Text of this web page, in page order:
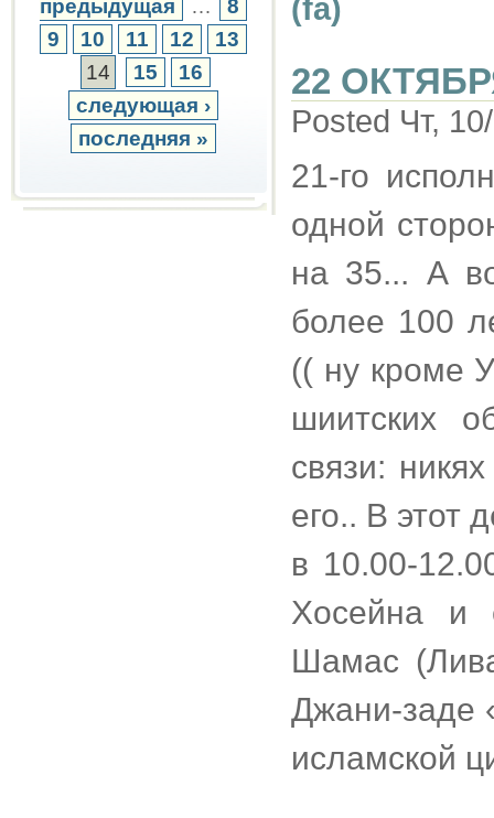
предыдущая …
8
9
10 11 12
13
14
15
16
следующая ›
последняя »
(fa)
22
Posted Чт,
21-го
одной
на 35... А
более 100
(( ну кроме
шиитских
связи:
его.. В этот
в 10.00-
Хосейна и
Шамас
Джани-заде
исламской